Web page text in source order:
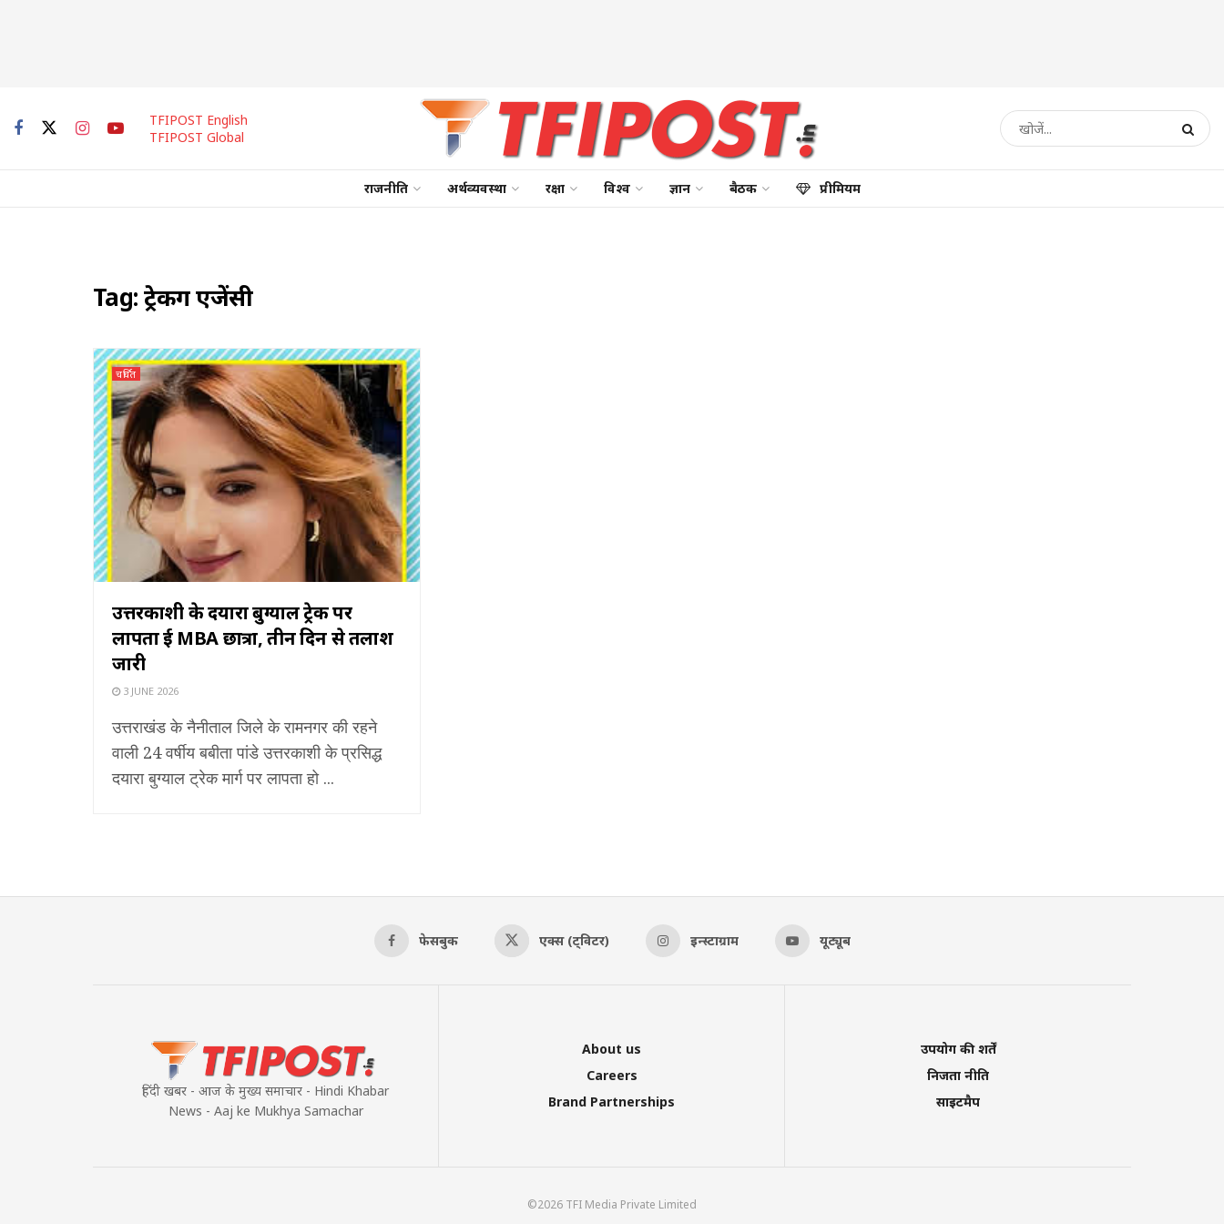
TFIPOST English
TFIPOST Global
राजनीति अर्थव्यवस्था रक्षा विश्व ज्ञान बैठक प्रीमियम
Tag:ट्रेकिंग एजेंसी
चर्चित
उत्तरकाशी के दयारा बुग्याल ट्रेक पर
लापता हुई MBA छात्रा, तीन दिन से तलाश
जारी
3 JUNE 2026
उत्तराखंड के नैनीताल जिले के रामनगर की रहने
वाली 24 वर्षीय बबीता पांडे उत्तरकाशी के प्रसिद्ध
दयारा बुग्याल ट्रेक मार्ग पर लापता हो ...
फेसबुक एक्स (ट्विटर) इन्स्टाग्राम यूट्यूब
हिंदी खबर - आज के मुख्य समाचार - Hindi Khabar
News - Aaj ke Mukhya Samachar
About us
Careers
Brand Partnerships
उपयोग की शर्तें
निजता नीति
साइटमैप
©2026 TFI Media Private Limited